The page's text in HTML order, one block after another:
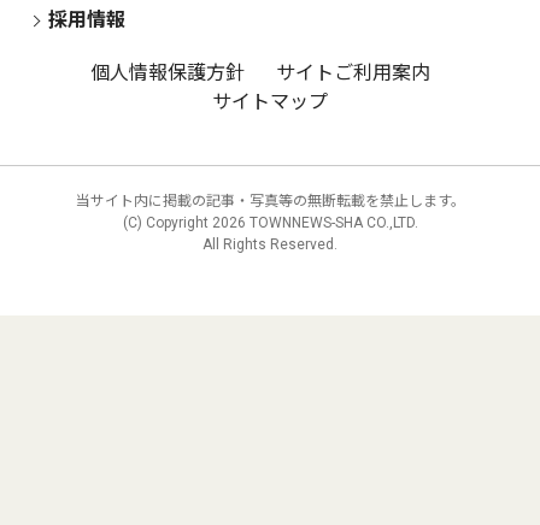
採用情報
個人情報保護方針
サイトご利用案内
サイトマップ
当サイト内に掲載の記事・写真等の無断転載を禁止します。
(C) Copyright 2026 TOWNNEWS-SHA CO.,LTD.
All Rights Reserved.